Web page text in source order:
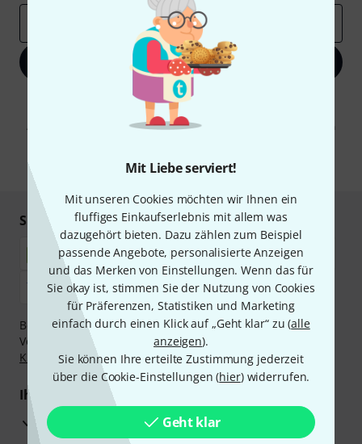
Mit Liebe serviert!
Mit unseren Cookies möchten wir Ihnen ein
fluffiges Einkaufserlebnis mit allem was
dazugehört bieten. Dazu zählen zum Beispiel
passende Angebote, personalisierte Anzeigen
und das Merken von Einstellungen. Wenn das für
Sie okay ist, stimmen Sie der Nutzung von Cookies
für Präferenzen, Statistiken und Marketing
einfach durch einen Klick auf „Geht klar“ zu (alle
anzeigen).
Sie können Ihre erteilte Zustimmung jederzeit
über die Cookie-Einstellungen (hier) widerrufen.
Geht klar
Jetzt anmelden
Mit Klick auf „Jetzt anmelden“ stimmen Sie dem Erhalt von E-Mail-
Werbung und einer Messung des E-Mail-Nutzungsverhaltens zu. Die
Abmeldung ist jederzeit möglich. Weitere Informationen finden Sie in
* Pflichtfeld
Sicher einkaufen & bezahlen
Bezahlen Sie vertraulich und sicher per Nachnahme,
Vorkasse, PayPal, Amazon Pay,Klarna Sofort bezahlen
Klarna Ratenzahlungoder Kreditkarte.
Ihre Vorteile
3 Jahre Thomann Garantie